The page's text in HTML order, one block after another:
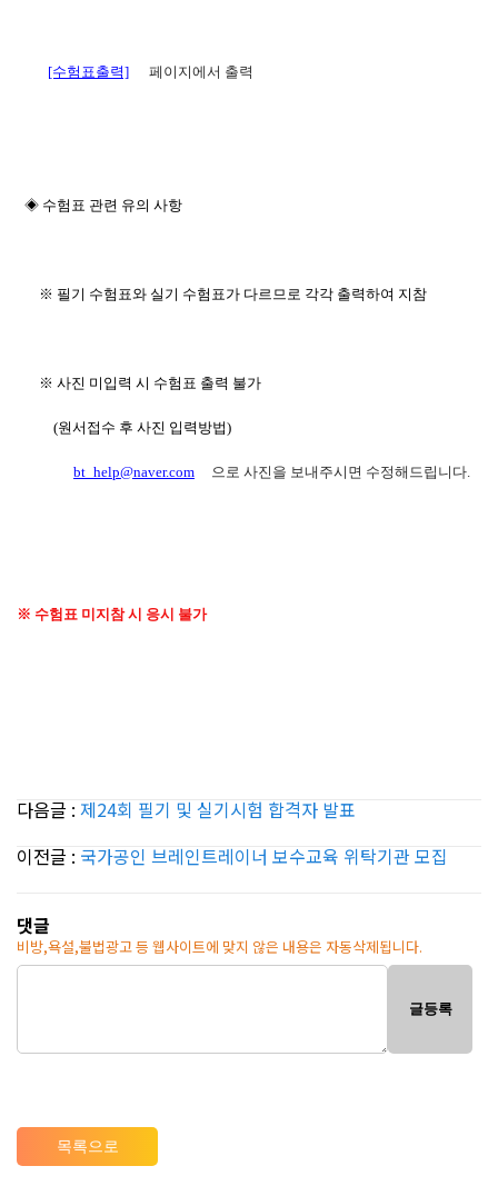
[수험표출력] 페이지에서 출력
◈ 수험표 관련 유의 사항
※ 필기 수험표와 실기 수험표가 다르므로 각각 출력하여 지참
※ 사진 미입력 시 수험표 출력 불가
(원서접수 후 사진 입력방법)
bt_help@naver.com 으로 사진을 보내주시면 수정해드립니다.
※ 수험표 미지참 시 응시 불가
다음글 : 제24회 필기 및 실기시험 합격자 발표
이전글 : 국가공인 브레인트레이너 보수교육 위탁기관 모집
댓글
비방,욕설,불법광고 등 웹사이트에 맞지 않은 내용은 자동삭제됩니다.
글등록
목록으로